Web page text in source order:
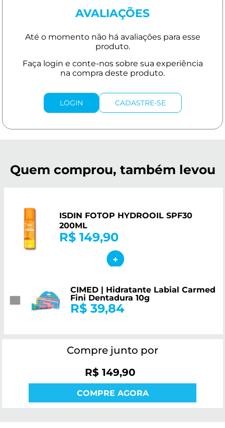
AVALIAÇÕES
LOGIN CADASTRE-SE
Quem comprou, também levou
ISDIN FOTOP HYDROOIL SPF30
200ML
R$ 149,90
CIMED | Hidratante Labial Carmed
Fini Dentadura 10g
R$ 39,84
Compre junto por
R$ 149,90
COMPRE AGORA